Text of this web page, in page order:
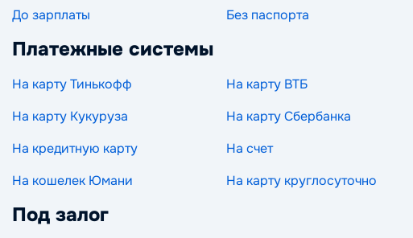
До зарплаты
Без паспорта
Платежные системы
На карту Тинькофф На карту ВТБ
На карту Кукуруза
На карту Сбербанка
На кредитную карту
На счет
На кошелек Юмани
На карту круглосуточно
Под залог